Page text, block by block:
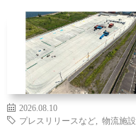
2026.08.10
プレスリリースなど
物流施設